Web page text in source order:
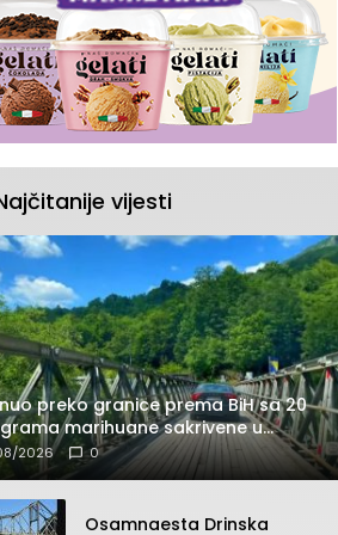
vijesti
preko granice prema BiH sa 20
marihuane sakrivene u
2026 0
Osamnaesta Drinska